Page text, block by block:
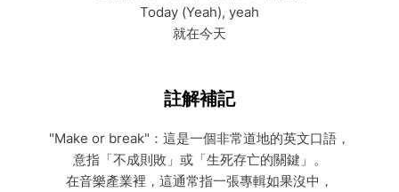
Today (Yeah), yeah
就在今天
註解補記
"Make or break"：這是一個非常道地的英文口語，
意指「不成則敗」或「生死存亡的關鍵」。
在音樂產業裡，這通常指一張專輯如果沒中，